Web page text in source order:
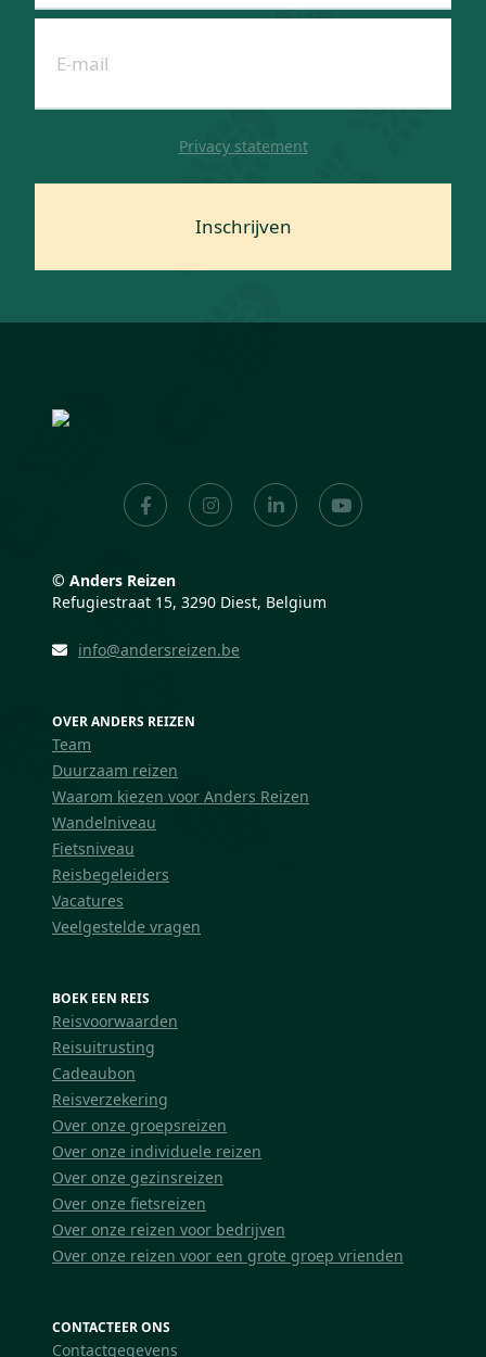
Inschrijven
Privacy statement
© Anders Reizen
Refugiestraat 15, 3290 Diest, Belgium
info@andersreizen.be
OVER ANDERS REIZEN
Team
Duurzaam reizen
Waarom kiezen voor Anders Reizen
Wandelniveau
Fietsniveau
Reisbegeleiders
Vacatures
Veelgestelde vragen
BOEK EEN REIS
Reisvoorwaarden
Reisuitrusting
Cadeaubon
Reisverzekering
Over onze groepsreizen
Over onze individuele reizen
Over onze gezinsreizen
Over onze fietsreizen
Over onze reizen voor bedrijven
Over onze reizen voor een grote groep vrienden
CONTACTEER ONS
Contactgegevens